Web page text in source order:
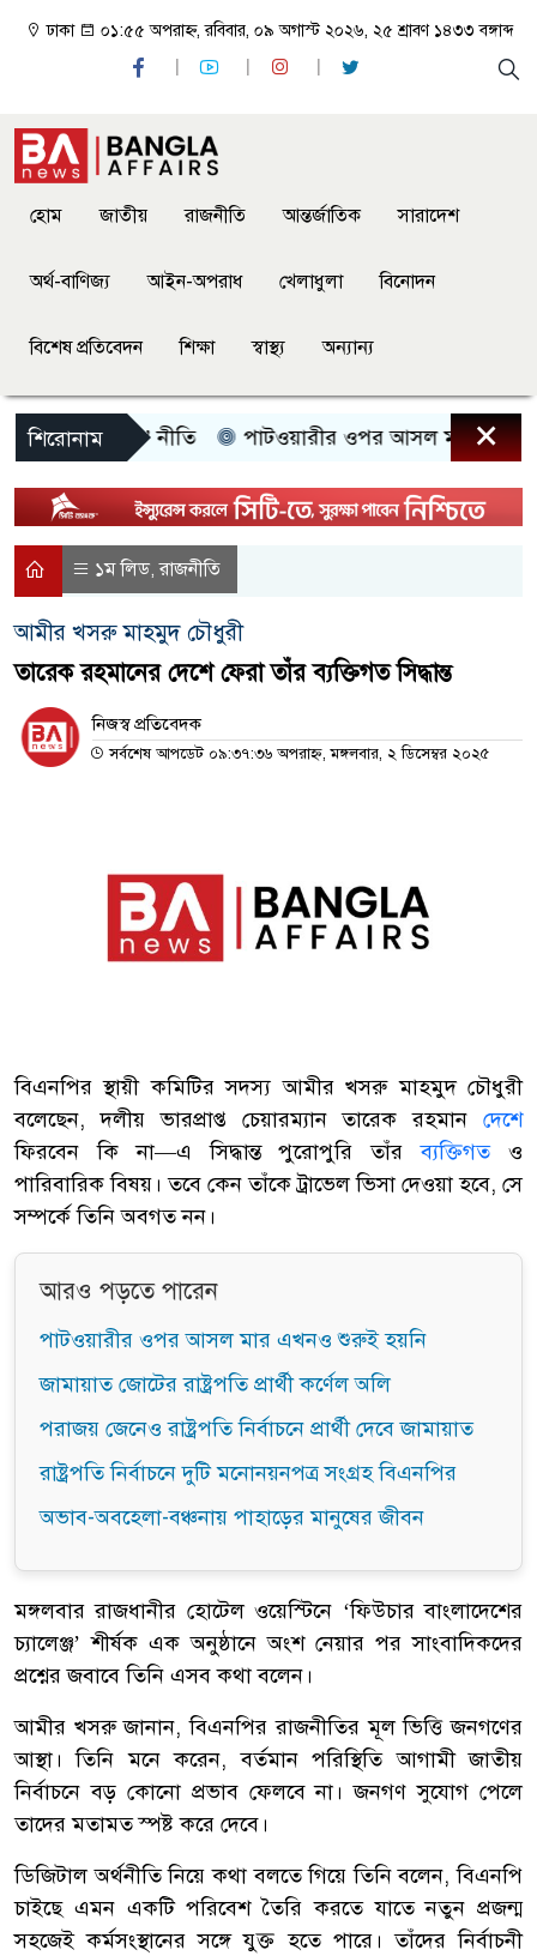
ঢাকা ০১:৫৫ অপরাহ্ন, রবিবার, ০৯ অগাস্ট ২০২৬, ২৫ শ্রাবণ ১৪৩৩ বঙ্গাব্দ
হোম জাতীয় রাজনীতি আন্তর্জাতিক সারাদেশ
অর্থ-বাণিজ্য আইন-অপরাধ খেলাধুলা বিনোদন
বিশেষ প্রতিবেদন শিক্ষা স্বাস্থ্য অন্যান্য
শিরোনাম
ইন্টারফেয়ার’ নীতি পাটওয়ারীর ওপর আসল মার এখনও
×
১ম লিড,রাজনীতি
আমীর খসরু মাহমুদ চৌধুরী
তারেক রহমানের দেশে ফেরা তাঁর ব্যক্তিগত সিদ্ধান্ত
নিজস্ব প্রতিবেদক
সর্বশেষ আপডেট ০৯:৩৭:৩৬ অপরাহ্ন, মঙ্গলবার, ২ ডিসেম্বর ২০২৫
বিএনপির স্থায়ী কমিটির সদস্য আমীর খসরু মাহমুদ চৌধুরী
বলেছেন, দলীয় ভারপ্রাপ্ত চেয়ারম্যান তারেক রহমান দেশে
ফিরবেন কি না—এ সিদ্ধান্ত পুরোপুরি তাঁরব্যক্তিগতও
পারিবারিক বিষয়। তবে কেন তাঁকে ট্রাভেল ভিসা দেওয়া হবে, সে
সম্পর্কে তিনি অবগত নন।
আরও পড়তে পারেন
পাটওয়ারীর ওপর আসল মার এখনও শুরুই হয়নি
জামায়াত জোটের রাষ্ট্রপতি প্রার্থী কর্ণেল অলি
পরাজয় জেনেও রাষ্ট্রপতি নির্বাচনে প্রার্থী দেবে জামায়াত
রাষ্ট্রপতি নির্বাচনে দুটি মনোনয়নপত্র সংগ্রহ বিএনপির
অভাব-অবহেলা-বঞ্চনায় পাহাড়ের মানুষের জীবন
মঙ্গলবার রাজধানীর হোটেল ওয়েস্টিনে ‘ফিউচার বাংলাদেশের
চ্যালেঞ্জ’ শীর্ষক এক অনুষ্ঠানে অংশ নেয়ার পর সাংবাদিকদের
প্রশ্নের জবাবে তিনি এসব কথা বলেন।
আমীর খসরু জানান, বিএনপির রাজনীতির মূল ভিত্তি জনগণের
আস্থা। তিনি মনে করেন, বর্তমান পরিস্থিতি আগামী জাতীয়
নির্বাচনে বড় কোনো প্রভাব ফেলবে না। জনগণ সুযোগ পেলে
তাদের মতামত স্পষ্ট করে দেবে।
ডিজিটাল অর্থনীতি নিয়ে কথা বলতে গিয়ে তিনি বলেন, বিএনপি
চাইছে এমন একটি পরিবেশ তৈরি করতে যাতে নতুন প্রজন্ম
সহজেই কর্মসংস্থানের সঙ্গে যুক্ত হতে পারে। তাঁদের নির্বাচনী